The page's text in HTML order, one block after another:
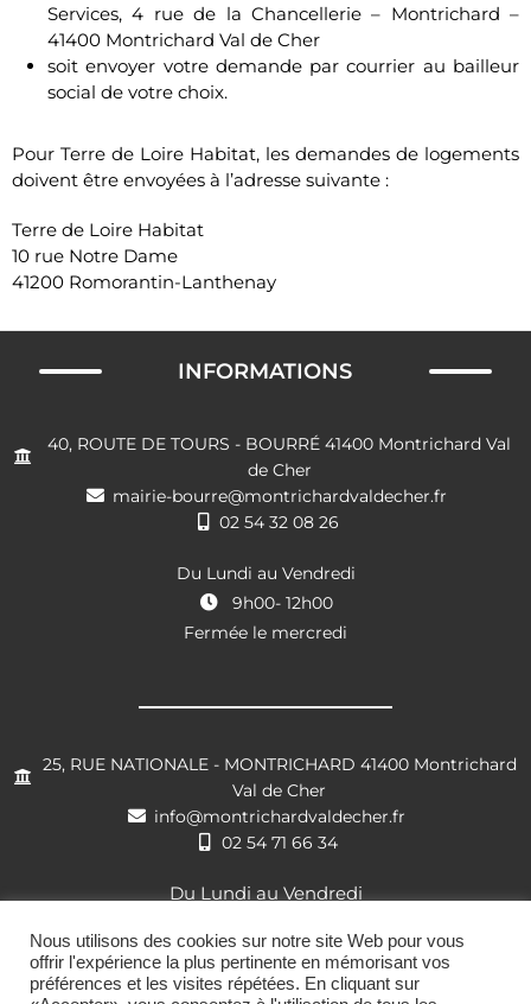
Services, 4 rue de la Chancellerie – Montrichard –
41400 Montrichard Val de Cher
soit envoyer votre demande par courrier au bailleur
social de votre choix.
Pour Terre de Loire Habitat, les demandes de logements
doivent être envoyées à l’adresse suivante :
Terre de Loire Habitat
10 rue Notre Dame
41200 Romorantin-Lanthenay
INFORMATIONS
40, ROUTE DE TOURS - BOURRÉ 41400 Montrichard Val
de Cher
mairie-bourre@montrichardvaldecher.fr
02 54 32 08 26
Du Lundi au Vendredi
9h00- 12h00
Fermée le mercredi
25, RUE NATIONALE - MONTRICHARD 41400 Montrichard
Val de Cher
info@montrichardvaldecher.fr
02 54 71 66 34
Du Lundi au Vendredi
Nous utilisons des cookies sur notre site Web pour vous
offrir l'expérience la plus pertinente en mémorisant vos
préférences et les visites répétées. En cliquant sur